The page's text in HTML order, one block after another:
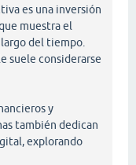
es una inversión
muestra el
del tiempo.
suele considerarse
y
también dedican
explorando